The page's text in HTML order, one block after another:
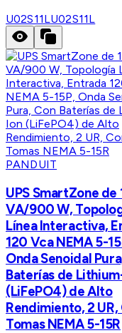
U02S11LU02S11L
PANDUIT
UPS SmartZone
VA/900 W,
Línea Interactiva,
120 Vca NEMA 5-
Onda Senoidal
Baterías de
(LiFePO4) de Alto
Rendimiento, 2 UR,
Tomas NEMA 5-15R